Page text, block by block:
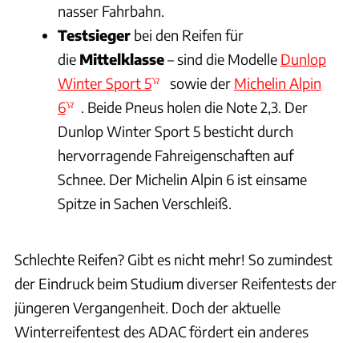
nasser Fahrbahn.
Testsieger bei den Reifen für
die Mittelklasse– sind die Modelle Dunlop
Winter Sport 5
sowie der Michelin Alpin
6
. Beide Pneus holen die Note 2,3. Der
Dunlop Winter Sport 5 besticht durch
hervorragende Fahreigenschaften auf
Schnee. Der Michelin Alpin 6 ist einsame
Spitze in Sachen Verschleiß.
Schlechte Reifen? Gibt es nicht mehr! So zumindest
der Eindruck beim Studium diverser Reifentests der
jüngeren Vergangenheit. Doch der aktuelle
Winterreifentest des ADAC fördert ein anderes